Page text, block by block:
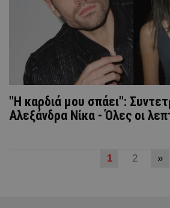
"Η καρδιά μου σπάει":
Αλεξάνδρα Νίκα - Όλες οι
1 2 »